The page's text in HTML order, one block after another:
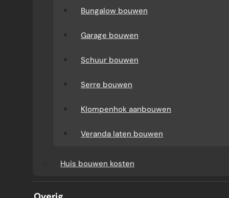
Bungalow bouwen
Garage bouwen
Schuur bouwen
Serre bouwen
Klompenhok aanbouwen
Veranda laten bouwen
Huis bouwen kosten
TUINDEUREN OP MAAT
LATEN MAKEN
aftrekbaar zijn en wat u vooraf goed moet